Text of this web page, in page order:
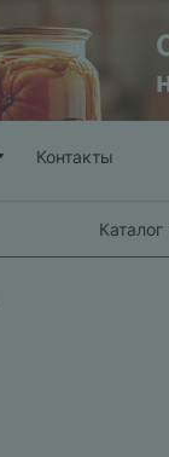
Контакты
Каталог